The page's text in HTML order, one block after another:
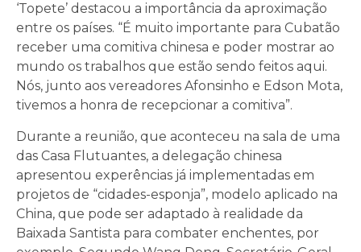
‘Topete’ destacou a importância da aproximação
entre os países. “É muito importante para Cubatão
receber uma comitiva chinesa e poder mostrar ao
mundo os trabalhos que estão sendo feitos aqui.
Nós, junto aos vereadores Afonsinho e Edson Mota,
tivemos a honra de recepcionar a comitiva”.
Durante a reunião, que aconteceu na sala de uma
das Casa Flutuantes, a delegação chinesa
apresentou experências já implementadas em
projetos de “cidades-esponja”, modelo aplicado na
China, que pode ser adaptado à realidade da
Baixada Santista para combater enchentes, por